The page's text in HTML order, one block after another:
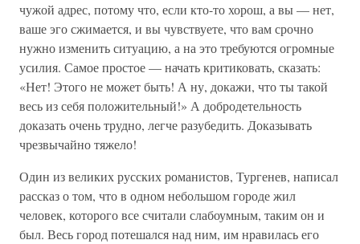
чужой адрес, потому что, если кто-то хорош, а вы — нет,
ваше эго сжимается, и вы чувствуете, что вам срочно
нужно изменить ситуацию, а на это требуются огромные
усилия. Самое простое — начать критиковать, сказать:
«Нет! Этого не может быть! А ну, докажи, что ты такой
весь из себя положительный!» А добродетельность
доказать очень трудно, легче разубедить. Доказывать
чрезвычайно тяжело!
Один из великих русских романистов, Тургенев, написал
рассказ о том, что в одном небольшом городе жил
человек, которого все считали слабоумным, таким он и
был. Весь город потешался над ним, им нравилась его